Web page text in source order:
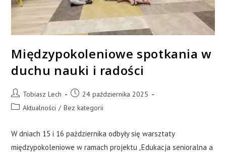
Międzypokoleniowe spotkania w
duchu nauki i radości
Tobiasz Lech
24 października 2025
Aktualności / Bez kategorii
W dniach 15 i 16 października odbyły się warsztaty
międzypokoleniowe w ramach projektu „Edukacja senioralna a